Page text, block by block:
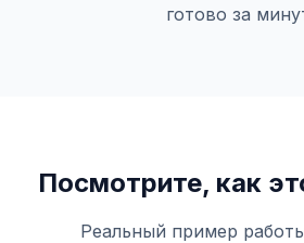
готово за
Посмотрите, как
Реальный пример